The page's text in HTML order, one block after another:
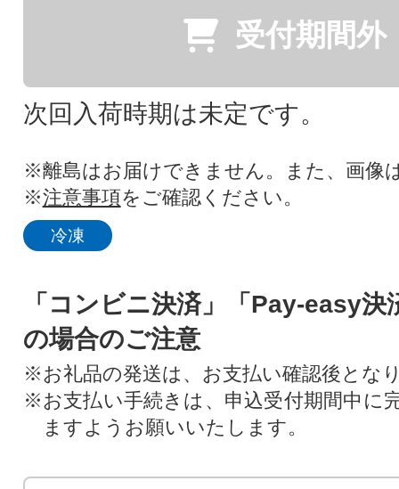
受付期間外
次回入荷時期は未定です。
※離島はお届けできません。また、画像
※注意事項をご確認ください。
冷凍
「コンビニ決済」「Pay-easy決
の場合のご注意
※お礼品の発送は、お支払い確認後とな
※お支払い手続きは、申込受付期間中に
ますようお願いいたします。